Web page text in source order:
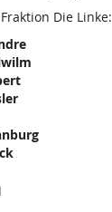
Die Linke: